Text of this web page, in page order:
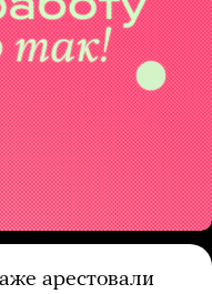
арестовали